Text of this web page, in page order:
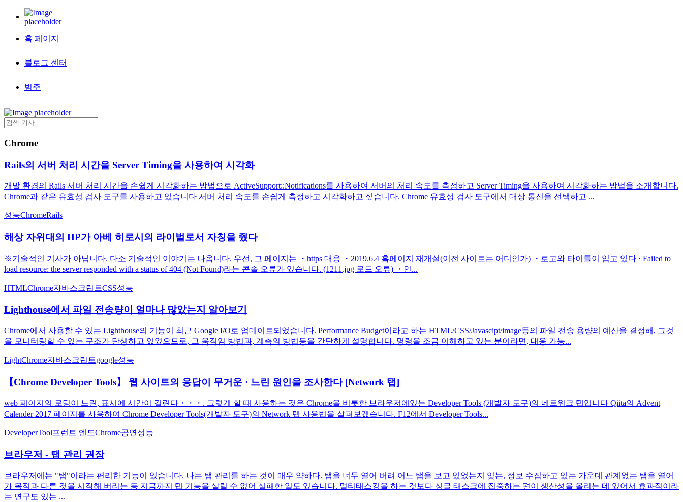
홈 페이지
블로그 센터
범주
Chrome
Rails의 서버 처리 시간을 Server Timing을 사용하여 시각화
개발 환경의 Rails 서버 처리 시간을 손쉽게 시각화하는 방법으로 ActiveSupport::Notifications를 사용하여 서버의 처리 속도를 측정하고 Server Timing을 사용하여 시각화하는 방법을 소개합니다.
Chrome과 같은 유효성 검사 도구를 사용하고 있습니다 서버 처리 속도를 손쉽게 측정하고 시각화하고 싶습니다. Chrome 유효성 검사 도구에서 대상 통신을 선택하고 ...
성능ChromeRails
해상 자위대의 HP가 아베 히로시의 라이벌로서 자칭을 줬다
※기술적인 기사가 아닙니다. 다소 기술적인 이야기는 나옵니다. 우선, 그 페이지는 ・https 대응 ・2019.6.4 홈페이지 재개설(이전 사이트는 어디인가) ・로고와 타이틀이 입고 있다 · Failed to
load resource: the server responded with a status of 404 (Not Found)라는 콘솔 오류가 있습니다. (1211.jpg 로드 오류) ・인...
HTMLChrome자바스크립트CSS성능
Lighthouse에서 파일 전송량이 얼마나 많았는지 알아보기
Chrome에서 사용할 수 있는 Lighthouse의 기능이 최근 Google I/O로 업데이트되었습니다. Performance Budget이라고 하는 HTML/CSS/Javascipt/image등의 파일 전송 용량의 예산을 결정해, 그것
을 모니터링할 수 있는 구조가 탄생하고 있었으므로, 그 움직임 방법과, 계측의 방법등을 간단하게 설명합니다. 명령을 조금 이해하고 있는 분이라면, 대응 가능...
LightChrome자바스크립트google성능
【Chrome Developer Tools】 웹 사이트의 응답이 무거운 · 느린 원인을 조사한다 [Network 탭]
web 페이지의 로딩이 느린, 표시에 시간이 걸린다・・・. 그렇게 할 때 사용하는 것은 Chrome을 비롯한 브라우저에있는 Developer Tools (개발자 도구)의 네트워크 탭입니다 Qiita의 Advent
Calender 2017 페이지를 사용하여 Chrome Developer Tools(개발자 도구)의 Network 탭 사용법을 살펴보겠습니다. F12에서 Developer Tools...
DeveloperTool프런트 엔드Chrome공연 성능
브라우저 - 탭 관리 권장
브라우저에는 "탭"이라는 편리한 기능이 있습니다. 나는 탭 관리를 하는 것이 매우 약하다. 탭을 너무 열어 버려 어느 탭을 보고 있었는지 잊는, 정보 수집하고 있는 가운데 관계없는 탭을 열어
가 목적과 다른 것을 시작해 버리는 등 지금까지 탭 기능을 살릴 수 없어 실패한 일도 있습니다. 멀티태스킹을 하는 것보다 싱글 태스크에 집중하는 편이 생산성을 올리는 데 있어서 효과적이라
는 연구도 있는 ...